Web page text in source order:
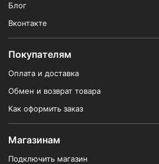
Блог
Вконтакте
Покупателям
Оплата и доставка
Обмен и возврат товара
Как оформить заказ
Магазинам
Подключить магазин